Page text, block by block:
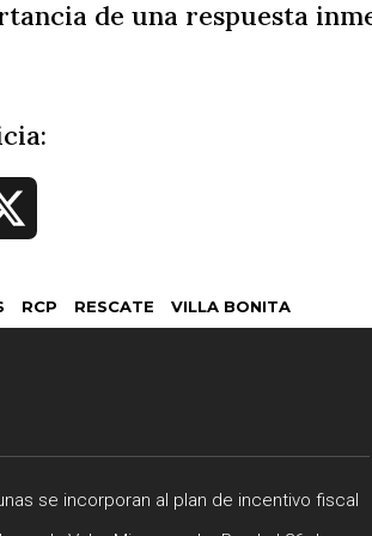
de una respuesta
RCP RESCATE VILLA BONITA
se incorporan al plan de incentivo fiscal